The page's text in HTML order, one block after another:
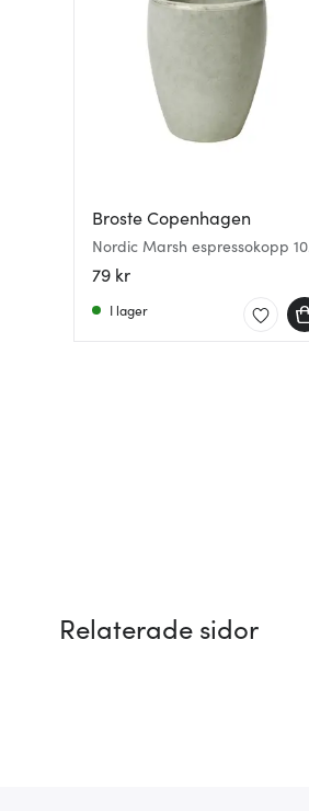
Broste Copenhagen
Nordic Marsh espressokopp 10
cl dusty green
79 kr
I lager
Relaterade sidor